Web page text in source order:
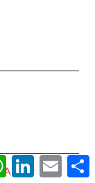
Amatir
WhatsApp
LinkedInEmail